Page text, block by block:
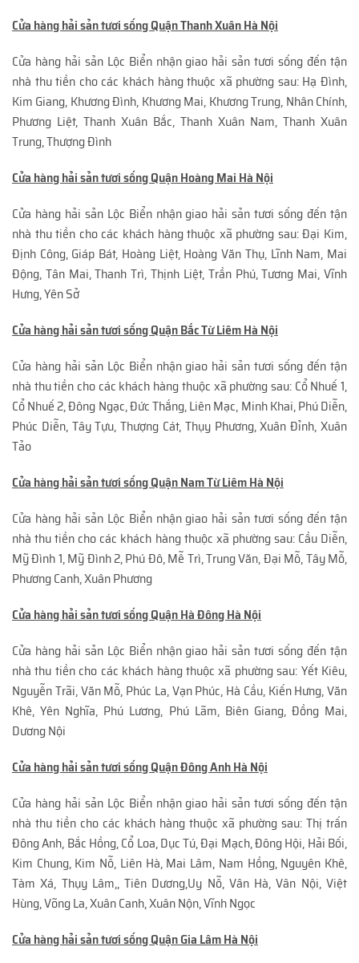
Cửa hàng hải sản tươi sống Quận Thanh Xuân Hà Nội
Cửa hàng hải sản Lộc Biển nhận giao hải sản tươi sống đến tận
nhà thu tiền cho các khách hàng thuộc xã phường sau: Hạ Đình,
Kim Giang, Khương Đình, Khương Mai, Khương Trung, Nhân Chính,
Phương Liệt, Thanh Xuân Bắc, Thanh Xuân Nam, Thanh Xuân
Trung, Thượng Đình
Cửa hàng hải sản tươi sống Quận Hoàng Mai Hà Nội
Cửa hàng hải sản Lộc Biển nhận giao hải sản tươi sống đến tận
nhà thu tiền cho các khách hàng thuộc xã phường sau: Đại Kim,
Định Công, Giáp Bát, Hoàng Liệt, Hoàng Văn Thụ, Lĩnh Nam, Mai
Động, Tân Mai, Thanh Trì, Thịnh Liệt, Trần Phú, Tương Mai, Vĩnh
Hưng, Yên Sở
Cửa hàng hải sản tươi sống Quận Bắc Từ Liêm Hà Nội
Cửa hàng hải sản Lộc Biển nhận giao hải sản tươi sống đến tận
nhà thu tiền cho các khách hàng thuộc xã phường sau: Cổ Nhuế 1,
Cổ Nhuế 2, Đông Ngạc, Đức Thắng, Liên Mạc, Minh Khai, Phú Diễn,
Phúc Diễn, Tây Tựu, Thượng Cát, Thụy Phương, Xuân Đỉnh, Xuân
Tảo
Cửa hàng hải sản tươi sống Quận Nam Từ Liêm Hà Nội
Cửa hàng hải sản Lộc Biển nhận giao hải sản tươi sống đến tận
nhà thu tiền cho các khách hàng thuộc xã phường sau: Cầu Diễn,
Mỹ Đình 1, Mỹ Đình 2, Phú Đô, Mễ Trì, Trung Văn, Đại Mỗ, Tây Mỗ,
Phương Canh, Xuân Phương
Cửa hàng hải sản tươi sống Quận Hà Đông Hà Nội
Cửa hàng hải sản Lộc Biển nhận giao hải sản tươi sống đến tận
nhà thu tiền cho các khách hàng thuộc xã phường sau: Yết Kiêu,
Nguyễn Trãi, Văn Mỗ, Phúc La, Vạn Phúc, Hà Cầu, Kiến Hưng, Văn
Khê, Yên Nghĩa, Phú Lương, Phú Lãm, Biên Giang, Đồng Mai,
Dương Nội
Cửa hàng hải sản tươi sống Quận Đông Anh Hà Nội
Cửa hàng hải sản Lộc Biển nhận giao hải sản tươi sống đến tận
nhà thu tiền cho các khách hàng thuộc xã phường sau: Thị trấn
Đông Anh, Bắc Hồng, Cổ Loa, Dục Tú, Đại Mạch, Đông Hội, Hải Bối,
Kim Chung, Kim Nỗ, Liên Hà, Mai Lâm, Nam Hồng, Nguyên Khê,
Tàm Xá, Thụy Lâm,, Tiên Dương,Uy Nỗ, Vân Hà, Vân Nội, Việt
Hùng, Võng La, Xuân Canh, Xuân Nộn, Vĩnh Ngọc
Cửa hàng hải sản tươi sống Quận Gia Lâm Hà Nội